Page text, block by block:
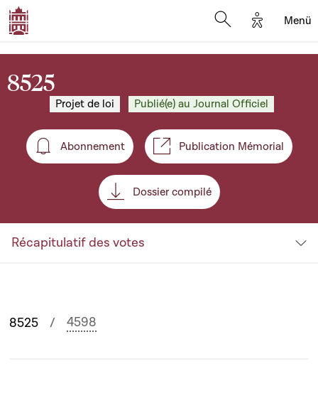
Options
Menü
8525
Projet de loi Publié(e) au Journal Officiel
Abonnement
Abonnement Publication Mémorial
Dossier compilé
Récapitulatif des votes
8525 4598